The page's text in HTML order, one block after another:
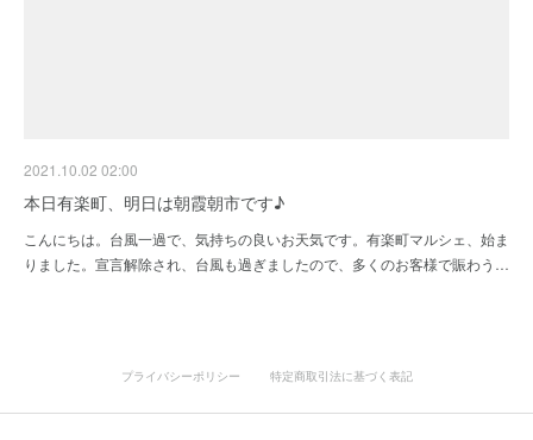
2021.10.02 02:00
本日有楽町、明日は朝霞朝市です♪
こんにちは。台風一過で、気持ちの良いお天気です。有楽町マルシェ、始ま
りました。宣言解除され、台風も過ぎましたので、多くのお客様で賑わう…
プライバシーポリシー 特定商取引法に基づく表記